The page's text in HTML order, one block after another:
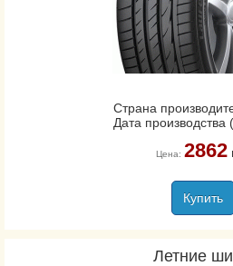
Страна
Дата производства
Цена: 2862
Купить
Летние